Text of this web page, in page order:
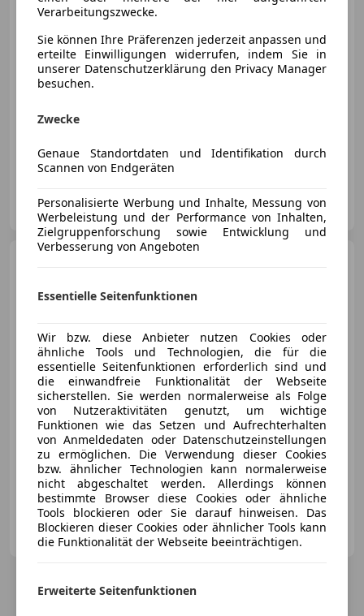
€ 20 990
CarStation24 GmbH
AT-5020 Salzburg
€ 21 890 1
07/2019 131 500 km Diesel
143 kW (194 PS)
Carvista GmbH
AT-3494 Theiß
Verarbeitungszwecke.
Sie können Ihre Präferenzen jederzeit anpassen und
erteilte Einwilligungen widerrufen, indem Sie in
unserer Datenschutzerklärung den Privacy Manager
besuchen.
Zwecke
Genaue Standortdaten und Identifikation durch
Scannen von Endgeräten
Personalisierte Werbung und Inhalte, Messung von
Werbeleistung und der Performance von Inhalten,
Zielgruppenforschung sowie Entwicklung und
Verbesserung von Angeboten
Essentielle Seitenfunktionen
Wir bzw. diese Anbieter nutzen Cookies oder
ähnliche Tools und Technologien, die für die
essentielle Seitenfunktionen erforderlich sind und
die einwandfreie Funktionalität der Webseite
sicherstellen. Sie werden normalerweise als Folge
von Nutzeraktivitäten genutzt, um wichtige
Funktionen wie das Setzen und Aufrechterhalten
von Anmeldedaten oder Datenschutzeinstellungen
zu ermöglichen. Die Verwendung dieser Cookies
bzw. ähnlicher Technologien kann normalerweise
nicht abgeschaltet werden. Allerdings können
bestimmte Browser diese Cookies oder ähnliche
Tools blockieren oder Sie darauf hinweisen. Das
Blockieren dieser Cookies oder ähnlicher Tools kann
die Funktionalität der Webseite beeinträchtigen.
Erweiterte Seitenfunktionen